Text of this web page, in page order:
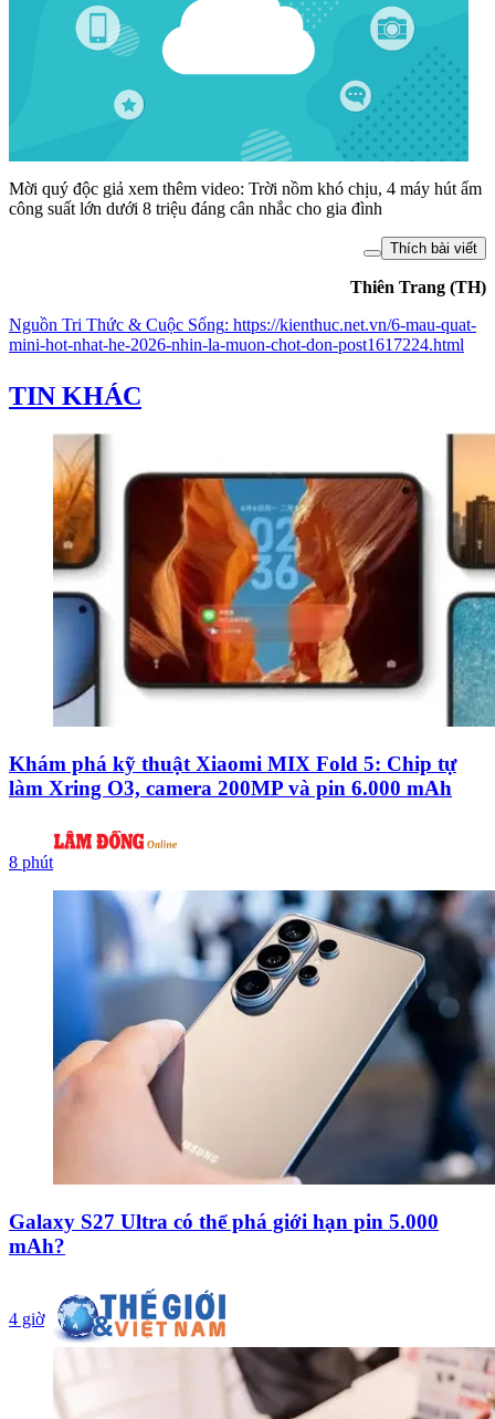
Mời quý độc giả xem thêm video: Trời nồm khó chịu, 4 máy hút ẩm
công suất lớn dưới 8 triệu đáng cân nhắc cho gia đình
Thích bài viết
Thiên Trang (TH)
Nguồn Tri Thức & Cuộc Sống: https://kienthuc.net.vn/6-mau-quat-
mini-hot-nhat-he-2026-nhin-la-muon-chot-don-post1617224.html
TIN KHÁC
Khám phá kỹ thuật Xiaomi MIX Fold 5: Chip tự
làm Xring O3, camera 200MP và pin 6.000 mAh
8 phút
Galaxy S27 Ultra có thể phá giới hạn pin 5.000
mAh?
4 giờ